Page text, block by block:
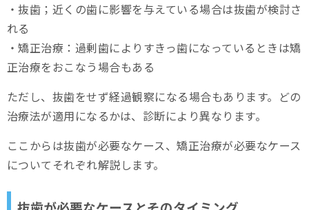
・抜歯；近くの歯に影響を与えている場合は抜歯が検討さ
れる
・矯正治療：過剰歯によりすきっ歯になっているときは矯
正治療をおこなう場合もある
ただし、抜歯をせず経過観察になる場合もあります。どの
治療法が適用になるかは、診断により異なります。
ここからは抜歯が必要なケース、矯正治療が必要なケース
についてそれぞれ解説します。